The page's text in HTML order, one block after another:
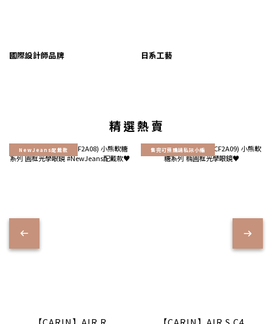
國際設計師品牌 日系工藝
精 選 熱 賣
NewJeans配戴款 售完可預購請私訊小編